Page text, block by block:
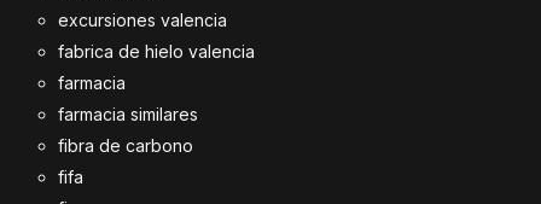
excursiones valencia
fabrica de hielo valencia
farmacia
farmacia similares
fibra de carbono
fifa